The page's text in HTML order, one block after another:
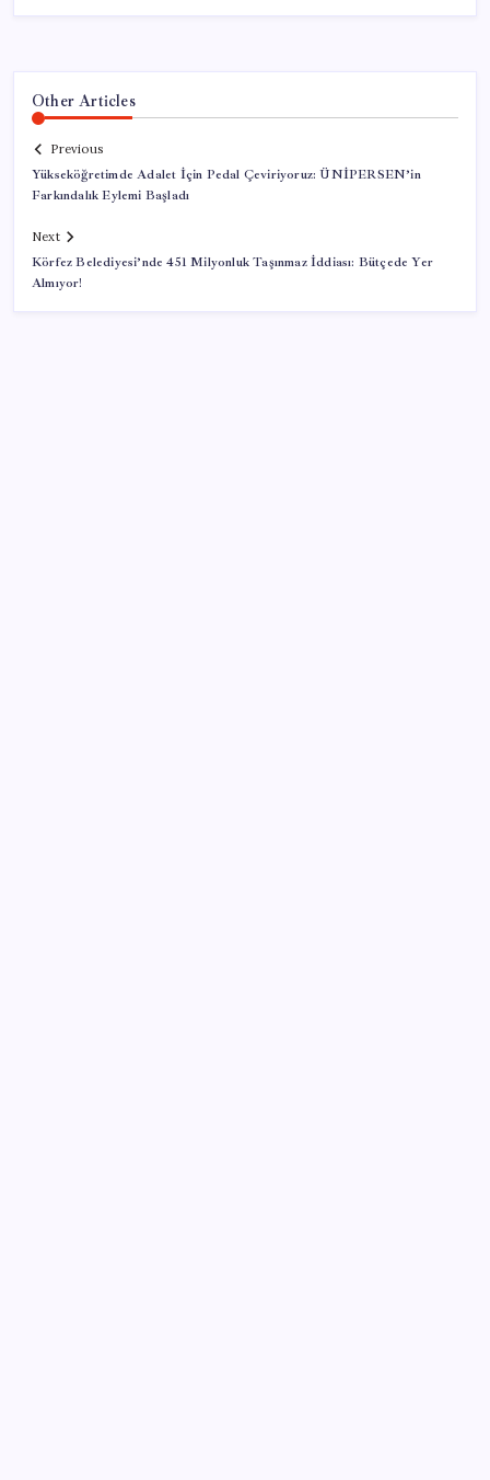
Other Articles
Previous
Yükseköğretimde Adalet İçin Pedal Çeviriyoruz: ÜNİPERSEN’in
Farkındalık Eylemi Başladı
Next
Körfez Belediyesi’nde 451 Milyonluk Taşınmaz İddiası: Bütçede Yer
Almıyor!